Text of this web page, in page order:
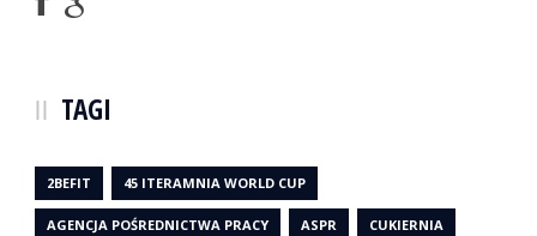
TAGI
2BEFIT 45 ITERAMNIA WORLD CUP
AGENCJA POŚREDNICTWA PRACY ASPR CUKIERNIA